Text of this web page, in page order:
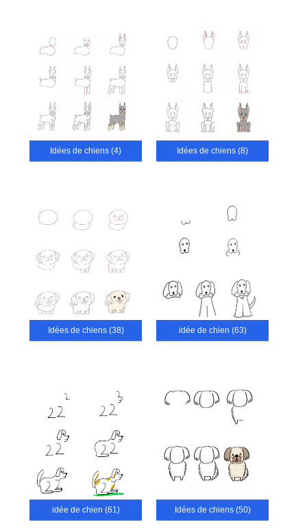
Idées de chiens (4) Idées de chiens (8)
Idées de chiens (38) idée de chien (63)
idée de chien (61) Idées de chiens (50)